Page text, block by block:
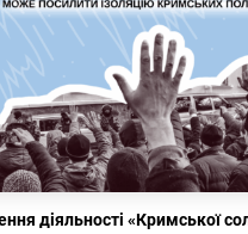
діяльності «Кримської